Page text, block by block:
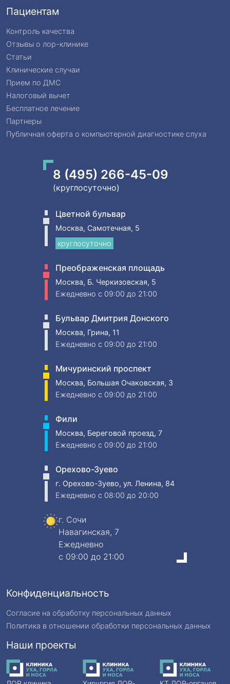
Пациентам
Контроль качества
Отзывы о лор-клинике
Статьи
Клинические случаи
Прием по ДМС
Налоговый вычет
Бесплатное лечение
Партнеры
Публичная оферта о компьютерной диагностике слуха
8 (495) 266-45-09
(круглосуточно)
Цветной бульвар
Москва, Самотечная, 5
круглосуточно
Преображенская площадь
Москва, Б. Черкизовская, 5
Ежедневно c 09:00 до 21:00
Бульвар Дмитрия Донского
Москва, Грина, 11
Ежедневно c 09:00 до 21:00
Мичуринский проспект
Москва, Большая Очаковская, 3
Ежедневно c 09:00 до 21:00
Фили
Москва, Береговой проезд, 7
Ежедневно c 09:00 до 21:00
Орехово-Зуево
г. Орехово-Зуево, ул. Ленина, 84
Ежедневно c 08:00 до 20:00
г. Сочи
Навагинская, 7
Ежедневно
c 09:00 до 21:00
Конфиденциальность
Согласие на обработку персональных данных
Политика в отношении обработки персональных данных
Наши проекты